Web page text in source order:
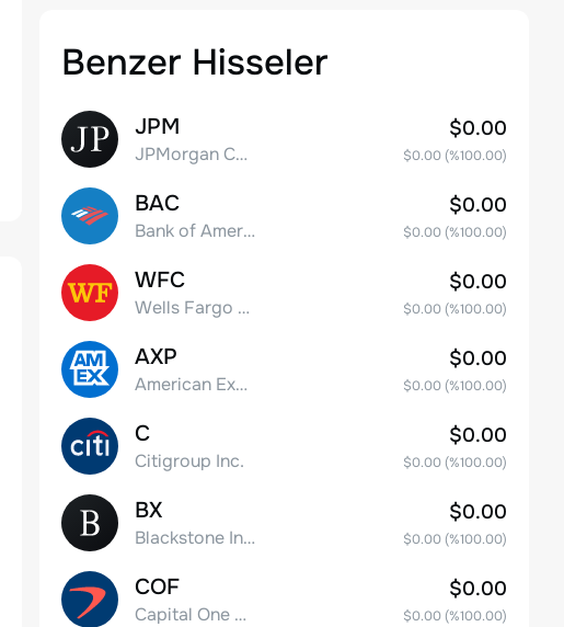
Benzer Hisseler
JPM
JPMorgan Chase & Co.
$0.00
$0.00(%100.00)
BAC
Bank of America Corporation
$0.00
$0.00(%100.00)
WFC
Wells Fargo & Co.
$0.00
$0.00(%100.00)
AXP
American Express Company
$0.00
$0.00(%100.00)
C
Citigroup Inc.
$0.00
$0.00(%100.00)
BX
Blackstone Inc.
$0.00
$0.00(%100.00)
COF
Capital One Financial
$0.00
$0.00(%100.00)